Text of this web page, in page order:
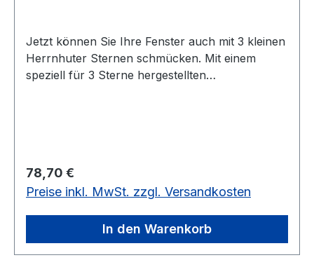
Jetzt können Sie Ihre Fenster auch mit 3 kleinen
Herrnhuter Sternen schmücken. Mit einem
speziell für 3 Sterne hergestellten
Regulärer Preis:
78,70 €
Preise inkl. MwSt. zzgl. Versandkosten
In den Warenkorb